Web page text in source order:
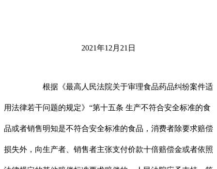
2021年12月21日
根据《最高人民法院关于审理食品药品纠纷案件适
用法律若干问题的规定》“第十五条 生产不符合安全标准的食
品或者销售明知是不符合安全标准的食品，消费者除要求赔偿
损失外，向生产者、销售者主张支付价款十倍赔偿金或者依照